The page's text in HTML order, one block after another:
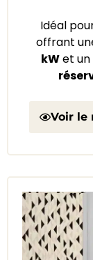
Idéal
offrant
kWet un
Voir le